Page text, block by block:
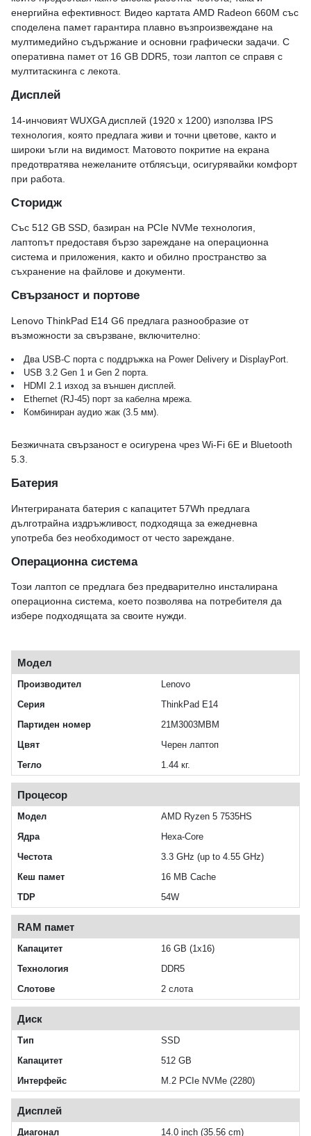
енергийна ефективност. Видео картата AMD Radeon 660M със
споделена памет гарантира плавно възпроизвеждане на
мултимедийно съдържание и основни графически задачи. С
оперативна памет от 16 GB DDR5, този лаптоп се справя с
мултитаскинга с лекота.
Дисплей
14-инчовият WUXGA дисплей (1920 x 1200) използва IPS
технология, която предлага живи и точни цветове, както и
широки ъгли на видимост. Матовото покритие на екрана
предотвратява нежеланите отблясъци, осигурявайки комфорт
при работа.
Сторидж
Със 512 GB SSD, базиран на PCIe NVMe технология,
лаптопът предоставя бързо зареждане на операционна
система и приложения, както и обилно пространство за
съхранение на файлове и документи.
Свързаност и портове
Lenovo ThinkPad E14 G6 предлага разнообразие от
възможности за свързване, включително:
Два USB-C порта с поддръжка на Power Delivery и DisplayPort.
USB 3.2 Gen 1 и Gen 2 порта.
HDMI 2.1 изход за външен дисплей.
Ethernet (RJ-45) порт за кабелна мрежа.
Комбиниран аудио жак (3.5 мм).
Безжичната свързаност е осигурена чрез Wi-Fi 6E и Bluetooth
5.3.
Батерия
Интегрираната батерия с капацитет 57Wh предлага
дълготрайна издръжливост, подходяща за ежедневна
употреба без необходимост от често зареждане.
Операционна система
Този лаптоп се предлага без предварително инсталирана
операционна система, което позволява на потребителя да
избере подходящата за своите нужди.
Модел
Производител
Lenovo
Серия
ThinkPad E14
Партиден номер
21M3003MBM
Цвят
Черен лаптоп
Тегло
1.44 кг.
Процесор
Модел
AMD Ryzen 5 7535HS
Ядра
Hexa-Core
Честота
3.3 GHz (up to 4.55 GHz)
Кеш памет
16 MB Cache
TDP
54W
RAM памет
Капацитет
16 GB (1x16)
Технология
DDR5
Слотове
2 слота
Диск
Тип
SSD
Капацитет
512 GB
Интерфейс
M.2 PCIe NVMe (2280)
Дисплей
Диагонал 14.0 inch (35.56 cm)